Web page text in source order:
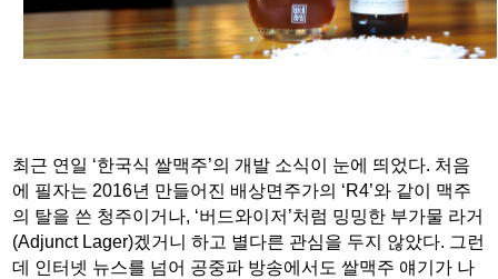
최근 연일 ‘한국식 쌀맥주’의 개발 소식이 눈에 띄었다. 처음
에 필자는 2016년 만들어진 배상면주가의 ‘R4’와 같이 맥주
의 탈을 쓴 청주이거나, ‘버드와이저’처럼 밍밍한 부가물 라거
(Adjunct Lager)겠거니 하고 별다른 관심을 두지 않았다. 그런
데 인터넷 뉴스를 넘어 공중파 방송에서도 쌀맥주 얘기가 나